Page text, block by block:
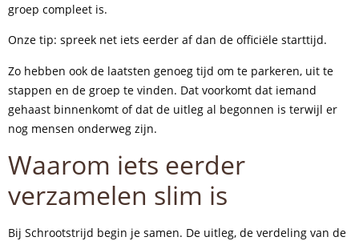
groep compleet is.
Onze tip: spreek net iets eerder af dan de officiële starttijd.
Zo hebben ook de laatsten genoeg tijd om te parkeren, uit te
stappen en de groep te vinden. Dat voorkomt dat iemand
gehaast binnenkomt of dat de uitleg al begonnen is terwijl er
nog mensen onderweg zijn.
Waarom iets eerder
verzamelen slim is
Bij Schrootstrijd begin je samen. De uitleg, de verdeling van de